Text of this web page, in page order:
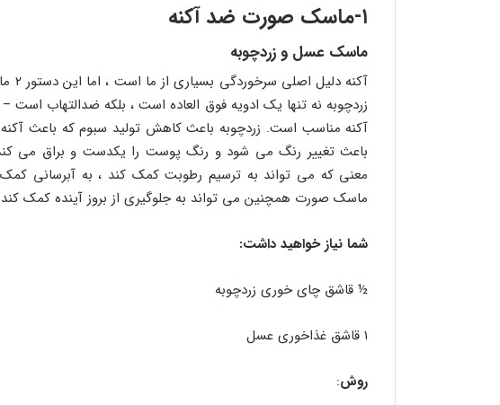
۱-ماسک صورت ضد آکنه
ماسک عسل و زردچوبه
زردچوبه نه تنها یک ادویه فوق العاده است ، بلکه ضدالتهاب
آکنه مناسب است. زردچوبه باعث کاهش تولید سبوم که باعث
باعث تغییر رنگ می شود و رنگ پوست را یکدست و براق می
معنی که می تواند به ترسیم رطوبت کمک کند ، به آبرسانی
ماسک صورت همچنین می تواند به جلوگیری از بروز آینده کمک
شما نیاز خواهید داشت:
½ قاشق چای خوری زردچوبه
۱ قاشق غذاخوری عسل
روش: